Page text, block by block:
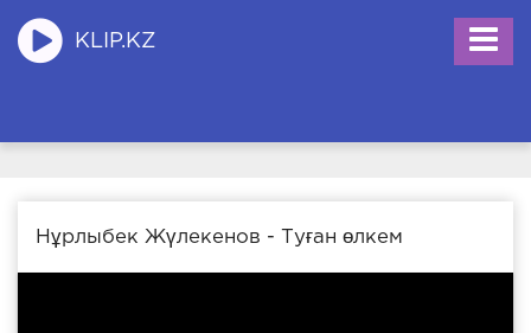
KLIP.KZ
Нұрлыбек Жүлекенов - Туған өлкем